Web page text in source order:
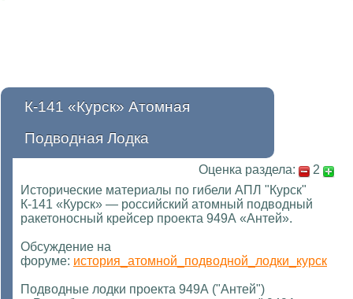
К-141 «Курск» Атомная
Подводная Лодка
Оценка раздела:
2
Исторические материалы по гибели АПЛ "Курск"
К-141 «Курск» — российский атомный подводный
ракетоносный крейсер проекта 949А «Антей».
Обсуждение на
форуме: история_атомной_подводной_лодки_курск
Подводные лодки проекта 949А ("Антей")